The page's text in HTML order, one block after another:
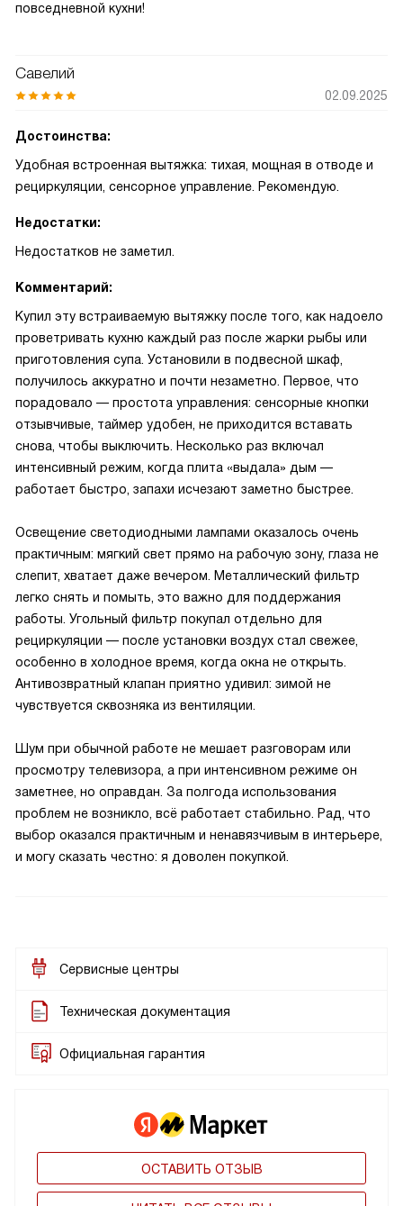
повседневной кухни!
Савелий
02.09.2025
Достоинства:
Удобная встроенная вытяжка: тихая, мощная в отводе и
рециркуляции, сенсорное управление. Рекомендую.
Недостатки:
Недостатков не заметил.
Комментарий:
Купил эту встраиваемую вытяжку после того, как надоело
проветривать кухню каждый раз после жарки рыбы или
приготовления супа. Установили в подвесной шкаф,
получилось аккуратно и почти незаметно. Первое, что
порадовало — простота управления: сенсорные кнопки
отзывчивые, таймер удобен, не приходится вставать
снова, чтобы выключить. Несколько раз включал
интенсивный режим, когда плита «выдала» дым —
работает быстро, запахи исчезают заметно быстрее.
Освещение светодиодными лампами оказалось очень
практичным: мягкий свет прямо на рабочую зону, глаза не
слепит, хватает даже вечером. Металлический фильтр
легко снять и помыть, это важно для поддержания
работы. Угольный фильтр покупал отдельно для
рециркуляции — после установки воздух стал свежее,
особенно в холодное время, когда окна не открыть.
Антивозвратный клапан приятно удивил: зимой не
чувствуется сквозняка из вентиляции.
Шум при обычной работе не мешает разговорам или
просмотру телевизора, а при интенсивном режиме он
заметнее, но оправдан. За полгода использования
проблем не возникло, всё работает стабильно. Рад, что
выбор оказался практичным и ненавязчивым в интерьере,
и могу сказать честно: я доволен покупкой.
Сервисные центры
Техническая документация
Официальная гарантия
ОСТАВИТЬ ОТЗЫВ